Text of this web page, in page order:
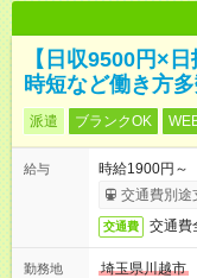
【日収9500円×
時短など働き方
派遣 ブランクOK
給与
時給1900円～
交通費別途
交通費 交通費
勤務地
埼玉県川越市